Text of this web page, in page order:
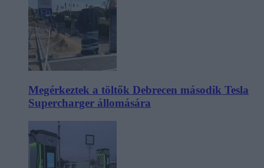
Megérkeztek a töltők Debrecen második Tesla
Supercharger állomására